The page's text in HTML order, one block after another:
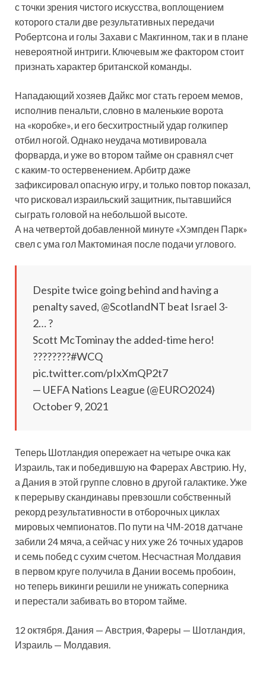
с точки зрения чистого искусства, воплощением
которого стали две результативных передачи
Робертсона и голы Захави с Макгинном, так и в плане
невероятной интриги. Ключевым же фактором стоит
признать характер британской команды.
Нападающий хозяев Дайкс мог стать героем мемов,
исполнив пенальти, словно в маленькие ворота
на «коробке», и его бесхитростный удар голкипер
отбил ногой. Однако неудача мотивировала
форварда, и уже во втором тайме он сравнял счет
с каким-то остервенением. Арбитр даже
зафиксировал опасную игру, и только повтор показал,
что рисковал израильский защитник, пытавшийся
сыграть головой на небольшой высоте.
А на четвертой добавленной минуте «Хэмпден Парк»
свел с ума гол Мактоминая после подачи углового.
Despite twice going behind and having a
penalty saved, @ScotlandNT beat Israel 3-
2… ?
Scott McTominay the added-time hero!
????????#WCQ
pic.twitter.com/pIxXmQP2t7
— UEFA Nations League (@EURO2024)
October 9, 2021
Теперь Шотландия опережает на четыре очка как
Израиль, так и победившую на Фарерах Австрию. Ну,
а Дания в этой группе словно в другой галактике. Уже
к перерыву скандинавы превзошли собственный
рекорд результативности в отборочных циклах
мировых чемпионатов. По пути на ЧМ-2018 датчане
забили 24 мяча, а сейчас у них уже 26 точных ударов
и семь побед с сухим счетом. Несчастная Молдавия
в первом круге получила в Дании восемь пробоин,
но теперь викинги решили не унижать соперника
и перестали забивать во втором тайме.
12 октября. Дания — Австрия, Фареры — Шотландия,
Израиль — Молдавия.